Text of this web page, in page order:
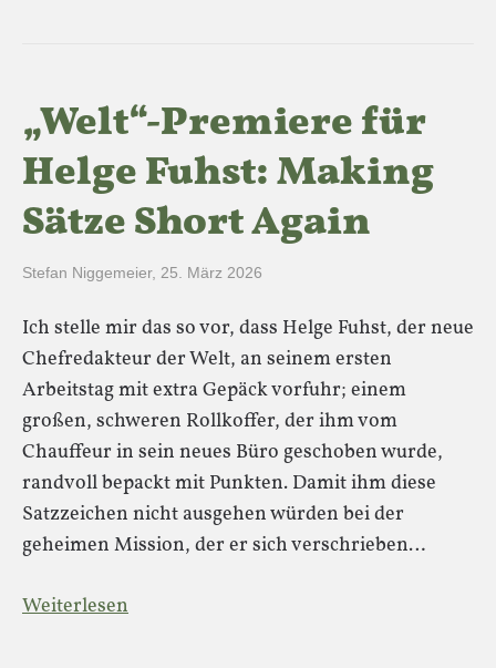
„Welt“-Premiere für
Helge Fuhst: Making
Sätze Short Again
Stefan Niggemeier, 25. März 2026
Ich stelle mir das so vor, dass Helge Fuhst, der neue
Chefredakteur der Welt, an seinem ersten
Arbeitstag mit extra Gepäck vorfuhr; einem
großen, schweren Rollkoffer, der ihm vom
Chauffeur in sein neues Büro geschoben wurde,
randvoll bepackt mit Punkten. Damit ihm diese
Satzzeichen nicht ausgehen würden bei der
geheimen Mission, der er sich verschrieben…
Weiterlesen